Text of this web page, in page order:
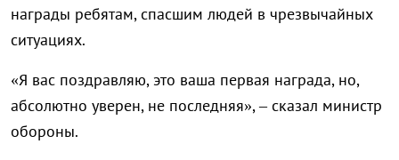
награды ребятам, спасшим людей в чрезвычайных
ситуациях.
«Я вас поздравляю, это ваша первая награда, но,
абсолютно уверен, не последняя», – сказал министр
обороны.